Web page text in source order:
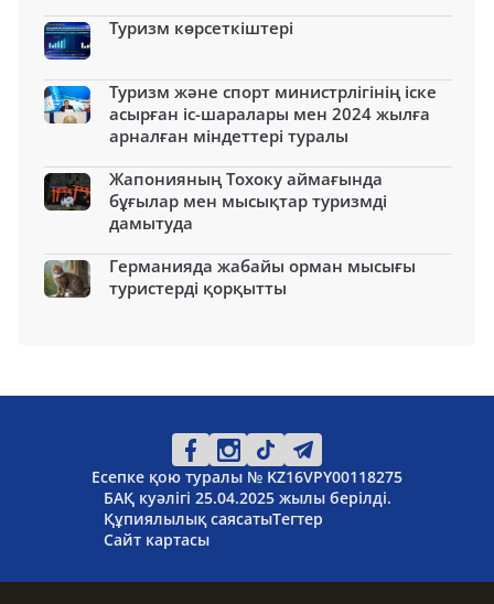
Туризм көрсеткіштері
Туризм және спорт министрлігінің іске
асырған іс-шаралары мен 2024 жылға
арналған міндеттері туралы
Жапонияның Тохоку аймағында
бұғылар мен мысықтар туризмді
дамытуда
Германияда жабайы орман мысығы
туристерді қорқытты
Есепке қою туралы № KZ16VPY00118275
БАҚ куәлігі 25.04.2025 жылы берілді.
Құпиялылық саясатыТегтер
Сайт картасы